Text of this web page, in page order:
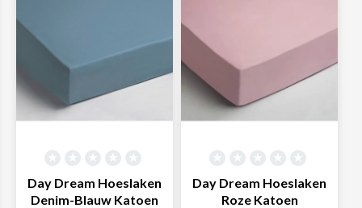
Day Dream Hoeslaken
Denim-Blauw Katoen
Day Dream Hoeslaken
Roze Katoen